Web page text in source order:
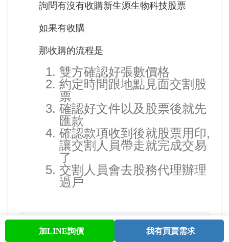
股票查詢 與我聯繫 會員中心
詢問有沒有收購新生源生物科技股票
如果有收購
那收購的流程是
雙方確認好張數價格
約定時間跟地點見面交割股
票
確認好文件以及股票後就先
匯款
確認款項收到後就股票用印,
讓交割人員帶走就完成交易
了
交割人員會去股務代理辦理
過戶
本文作者
加LINE詢價 我有買賣需求